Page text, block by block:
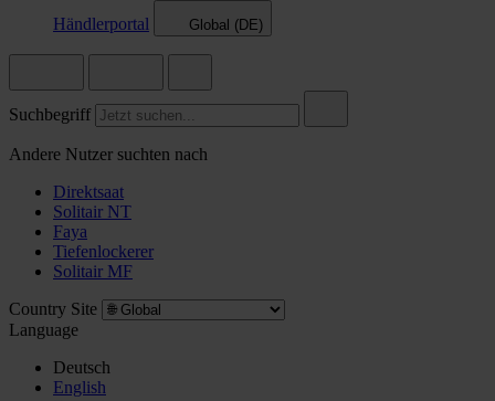
Händlerportal
Global (DE)
Suchbegriff
Andere Nutzer suchten nach
Direktsaat
Solitair NT
Faya
Tiefenlockerer
Solitair MF
Country Site
Language
Deutsch
English